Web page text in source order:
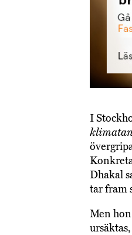
I
Dhakal
tar fram
Men